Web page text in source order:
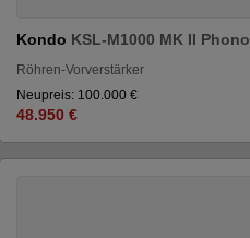
Kondo KSL-M1000 MK II Phono
Röhren-Vorverstärker
Neupreis: 100.000 €
48.950 €